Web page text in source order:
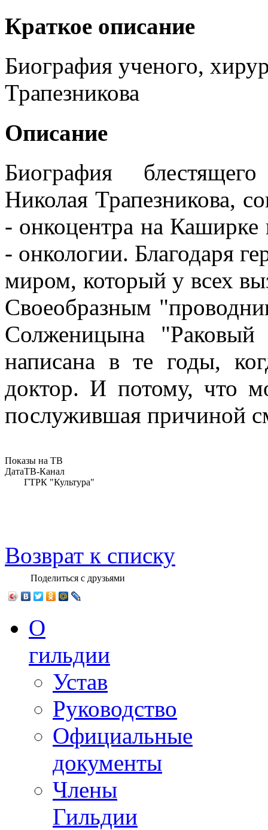
Краткое описание
Биография ученого,
Трапезникова
Описание
Биография
Николая Трапезникова,
- онкоцентра на Каширке
- онкологии. Благодаря
миром, который у всех
Своеобразным
Солженицына
написана в те годы,
доктор. И потому, что
послужившая причиной
Показы на ТВ
ДатаТВ-Канал
ГТРК "Культура"
Возврат к списку
Поделиться с друзьями
О
гильдии
Устав
Руководство
Официальные
документы
Члены
Гильдии